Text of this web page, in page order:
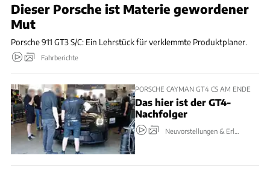
Dieser Porsche ist Materie gewordener
Mut
Porsche 911 GT3 S/C: Ein Lehrstück für verklemmte Produktplaner.
Fahrberichte
PORSCHE CAYMAN GT4 CS AM ENDE
Das hier ist der GT4-
Nachfolger
Neuvorstellungen & Erlkönige